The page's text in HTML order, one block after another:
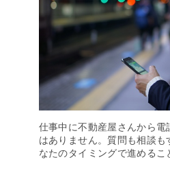
仕事中に不動産屋さんから電
はありません。質問も相談も
なたのタイミングで進めるこ